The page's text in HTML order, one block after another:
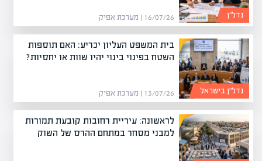
16/07/26 | מערכת אפיק נדל”ן
בית המשפט העליון יכריע: האם תוספות
השטח בפינוי בינוי יהיו שוות או יחסיות?
13/07/26 | מערכת אפיק נדל”ן בישראל
לראשונה: עיריית רחובות קובעת תמורות
למבני מסחר במתחם ההרס של השוק